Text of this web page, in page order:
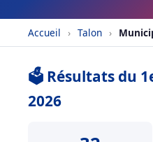
Accueil › Talon ›
🗳️ Résultats du
2026